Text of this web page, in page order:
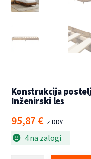
Konstrukcija
Inženirski les
95,87 € z DDV
4 na zalogi